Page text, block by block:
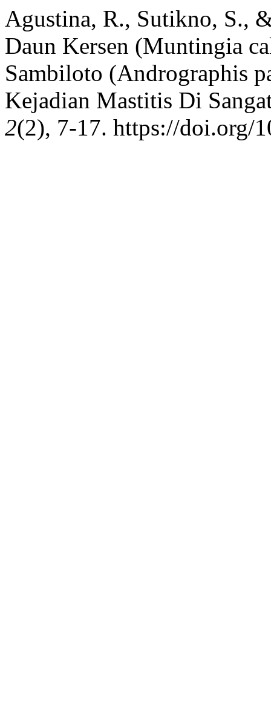
Agustina, R., Sutikno, S.,
Daun Kersen (Muntingia
Sambiloto (Andrographis
Kejadian Mastitis Di
2(2), 7-17. https://doi.org/